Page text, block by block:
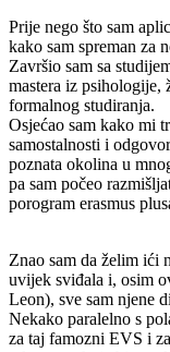
Prije nego što sam
kako sam spreman za
Završio sam sa
mastera iz psihologije,
formalnog studiranja.
Osjećao sam kako mi
samostalnosti i
poznata okolina u
pa sam počeo
porogram erasmus
Znao sam da želim ići
uvijek sviđala i, osim
Leon), sve sam njene
Nekako paralelno s
za taj famozni EVS i